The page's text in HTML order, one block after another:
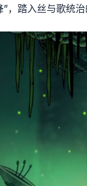
，踏入丝与歌统